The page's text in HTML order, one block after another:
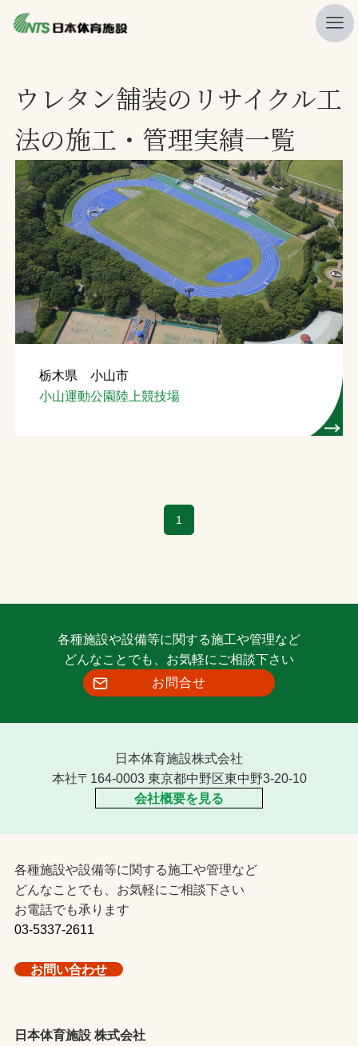
ニュース
プレスリリース
レポート
製品・サービス一覧
施工・管理実績一覧
会社概要
採用情報
検索
お問合せ
文字の見えづらさや操作にお困りの方へ
ウレタン舗装のリサイクル工
法の施工・管理実績一覧
栃木県 小山市
小山運動公園陸上競技場
1
各種施設や設備等に関する施工や管理など
どんなことでも、お気軽にご相談下さい
お問合せ
日本体育施設株式会社
本社〒164-0003 東京都中野区東中野3-20-10
会社概要を見る
各種施設や設備等に関する施工や管理など
どんなことでも、お気軽にご相談下さい
お電話でも承ります
03-5337-2611
お問い合わせ
日本体育施設 株式会社